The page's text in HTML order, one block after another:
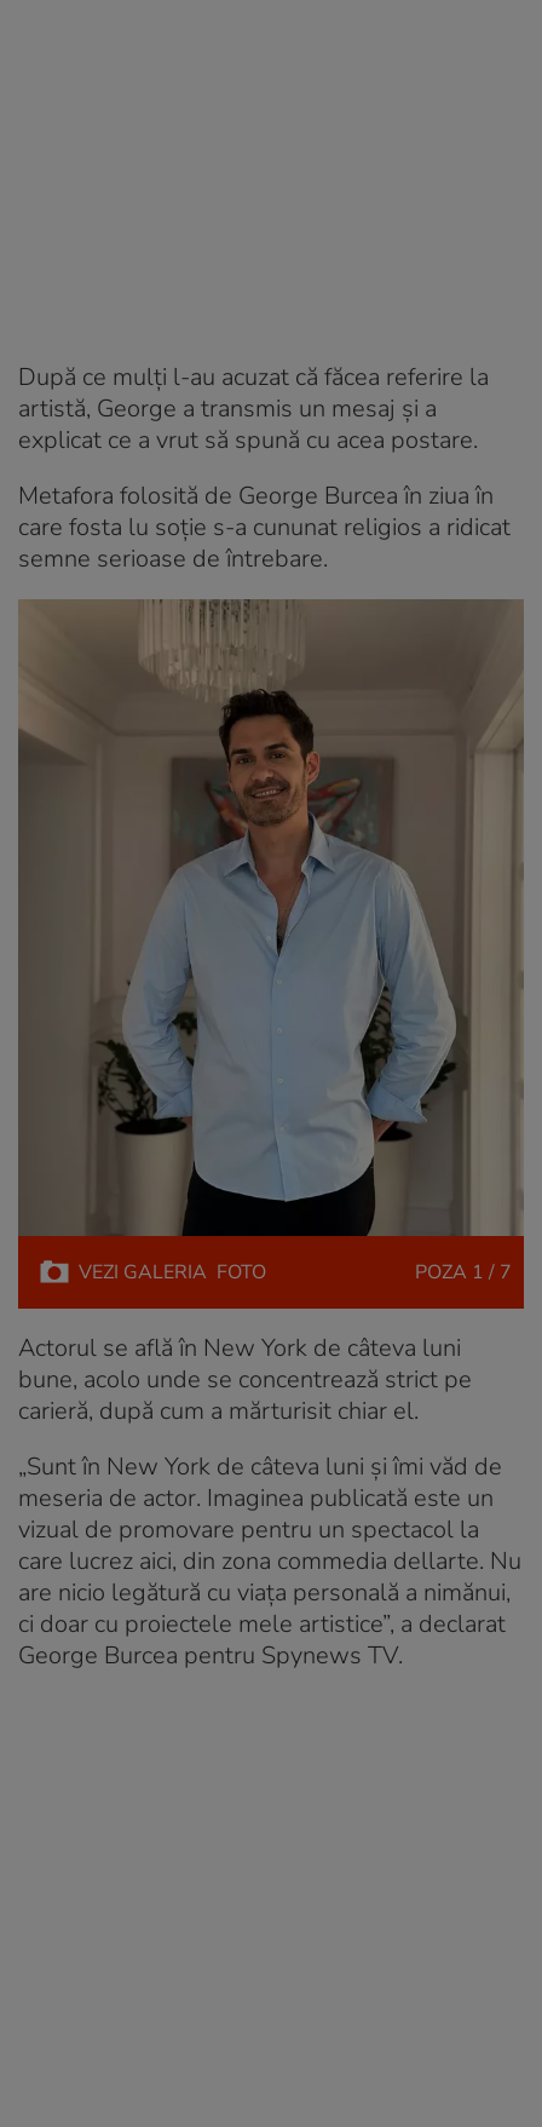
După ce mulți l-au acuzat că făcea referire la
artistă, George a transmis un mesaj și a
explicat ce a vrut să spună cu acea postare.
Metafora folosită de George Burcea în ziua în
care fosta lu soție s-a cununat religios a ridicat
semne serioase de întrebare.
VEZI GALERIA FOTO POZA 1 / 7
Actorul se află în New York de câteva luni
bune, acolo unde se concentrează strict pe
carieră, după cum a mărturisit chiar el.
„Sunt în New York de câteva luni și îmi văd de
meseria de actor. Imaginea publicată este un
vizual de promovare pentru un spectacol la
care lucrez aici, din zona commedia dellarte. Nu
are nicio legătură cu viața personală a nimănui,
ci doar cu proiectele mele artistice”, a declarat
George Burcea pentru Spynews TV.